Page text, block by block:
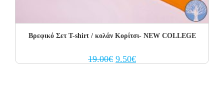
Βρεφικό Σετ T-shirt / κολάν Κορίτσι- NEW COLLEGE
19.00€ Original
price
9.50€Current
price